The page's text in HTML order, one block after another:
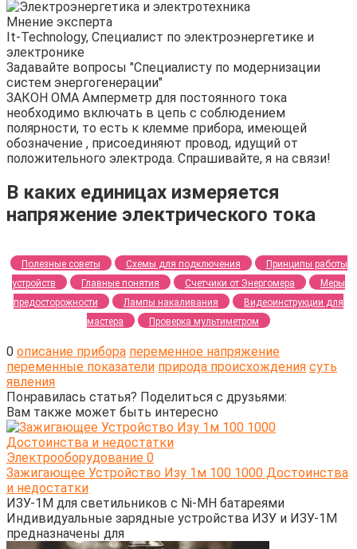
Мнение эксперта
It-Technology, Cпециалист по электроэнергетике и
электронике
Задавайте вопросы "Специалисту по модернизации
систем энергогенерации"
ЗАКОН ОМА Амперметр для постоянного тока
необходимо включать в цепь с соблюдением
полярности, то есть к клемме прибора, имеющей
обозначение , присоединяют провод, идущий от
положительного электрода. Спрашивайте, я на связи!
В каких единицах измеряется
напряжение электрического тока
Полезные советы Схемы для подключения
Принципы работы
устройств
Главные понятия Счетчики от Энергомера
Меры
предосторожности
Лампы накаливания
Видеоинструкции для
мастера
Проверка мультиметром
0 описание прибора переменное напряжение
переменные показатели природа происхождения суть
явления
Понравилась статья? Поделиться с друзьями:
Вам также может быть интересно
Электрооборудование 0
Зажигающее Устройство Изу 1м 100 1000 Достоинства
и недостатки
ИЗУ-1М для светильников с Ni-MH батареями
Индивидуальные зарядные устройства ИЗУ и ИЗУ-1М
предназначены для